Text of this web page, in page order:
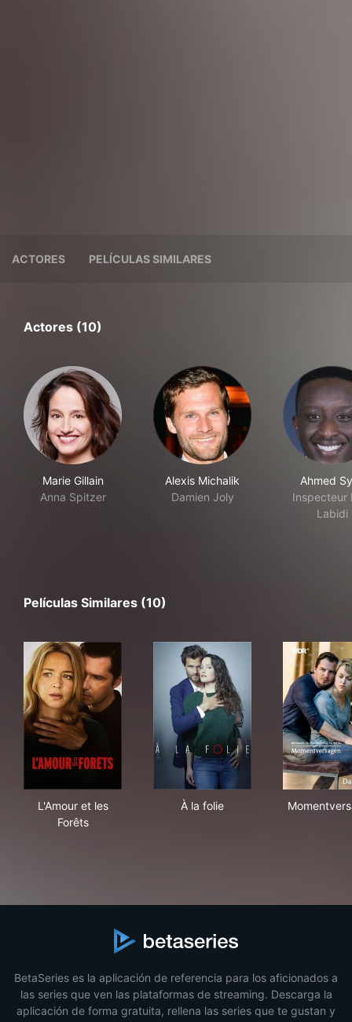
ACTORES PELÍCULAS SIMILARES
Actores (10)
Marie Gillain
Anna Spitzer
Alexis Michalik
Damien Joly
Ahmed
Inspecteur
Labidi
Películas Similares (10)
L'Amour et les
Forêts
À la folie
BetaSeries es la aplicación de referencia para los aficionados a
las series que ven las plataformas de streaming. Descarga la
aplicación de forma gratuita, rellena las series que te gustan y